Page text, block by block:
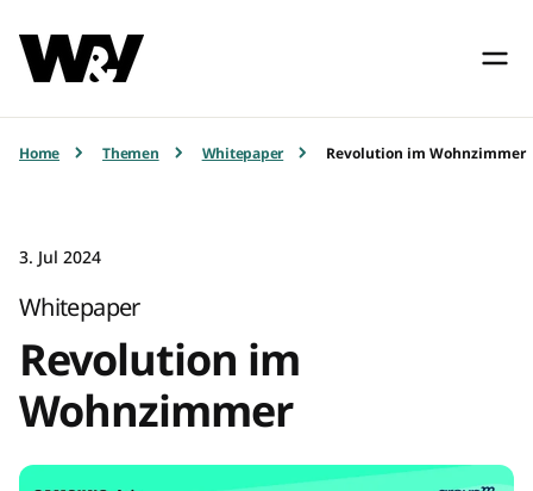
Home Themen Whitepaper Revolution im Wohnzimmer
3. Jul 2024
Whitepaper
Revolution im
Wohnzimmer